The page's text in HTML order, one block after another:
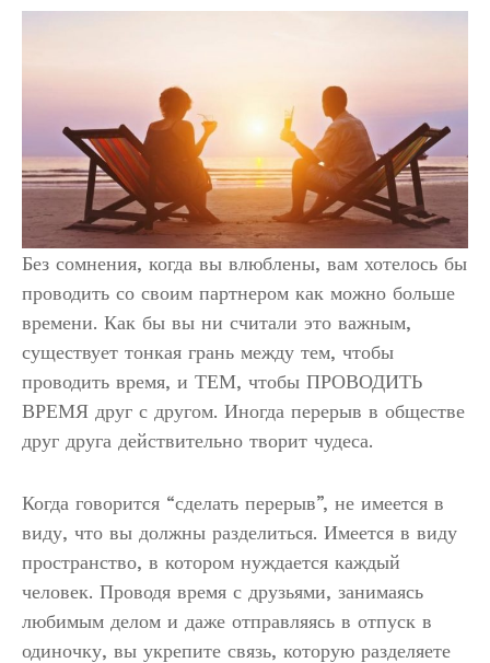
Без сомнения, когда вы влюблены, вам хотелось бы
проводить со своим партнером как можно больше
времени. Как бы вы ни считали это важным,
существует тонкая грань между тем, чтобы
проводить время, и ТЕМ, чтобы ПРОВОДИТЬ
ВРЕМЯ друг с другом. Иногда перерыв в обществе
друг друга действительно творит чудеса.
Когда говорится “сделать перерыв”, не имеется в
виду, что вы должны разделиться. Имеется в виду
пространство, в котором нуждается каждый
человек. Проводя время с друзьями, занимаясь
любимым делом и даже отправляясь в отпуск в
одиночку, вы укрепите связь, которую разделяете